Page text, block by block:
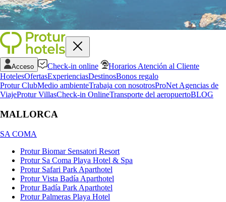
Acceso Check-in online
Horarios Atención al Cliente
HotelesOfertasExperienciasDestinosBonos regalo
Protur ClubMedio ambienteTrabaja con nosotrosProNet Agencias de
ViajeProtur VillasCheck-in OnlineTransporte del aeropuertoBLOG
MALLORCA
SA COMA
Protur Biomar Sensatori Resort
Protur Sa Coma Playa Hotel & Spa
Protur Safari Park Aparthotel
Protur Vista Badía Aparthotel
Protur Badía Park Aparthotel
Protur Palmeras Playa Hotel